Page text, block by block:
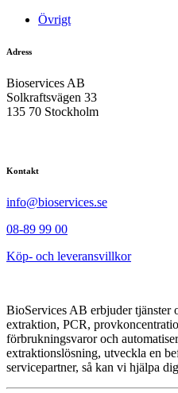
Övrigt
Adress
Bioservices AB
Solkraftsvägen 33
135 70 Stockholm
Kontakt
info@bioservices.se
08-89 99 00
Köp- och leveransvillkor
BioServices AB erbjuder
extraktion, PCR,
förbrukningsvaror och
extraktionslösning, utveckla en
servicepartner, så kan vi hjälpa